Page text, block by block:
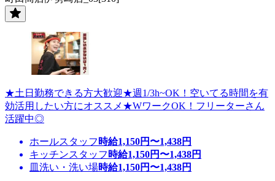
★土日勤務できる方大歓迎★週1/3h~OK！空いてる時間を有
効活用したい方にオススメ★WワークOK！フリーターさん
活躍中◎
ホールスタッフ 時給1,150円〜1,438円
キッチンスタッフ 時給1,150円〜1,438円
皿洗い・洗い場時給1,150円〜1,438円